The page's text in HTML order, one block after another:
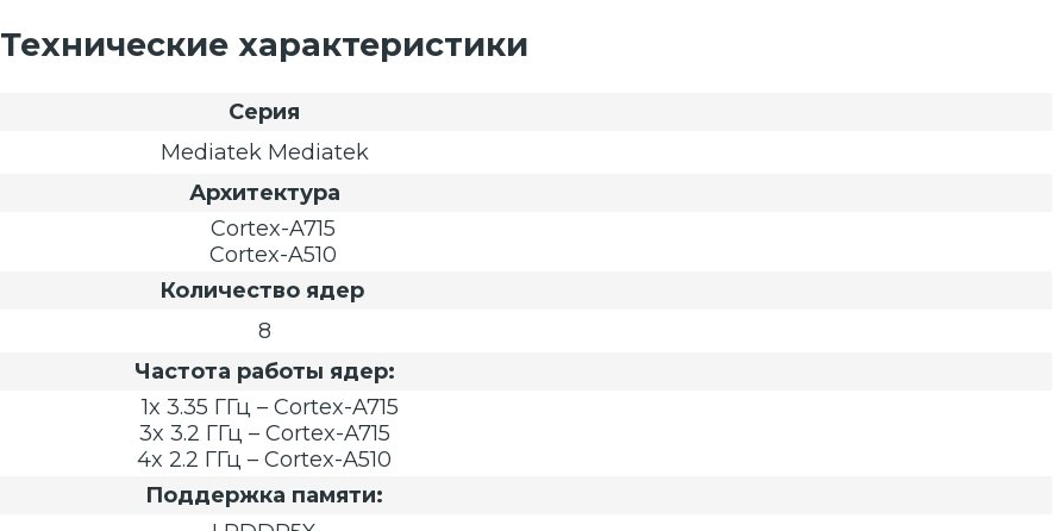
Технические характеристики
Серия
Mediatek Mediatek
Архитектура
Cortex-A715
Cortex-A510
Количество ядер
8
Частота работы ядер:
1x 3.35 ГГц – Cortex-A715
3x 3.2 ГГц – Cortex-A715
4x 2.2 ГГц – Cortex-A510
Поддержка памяти: